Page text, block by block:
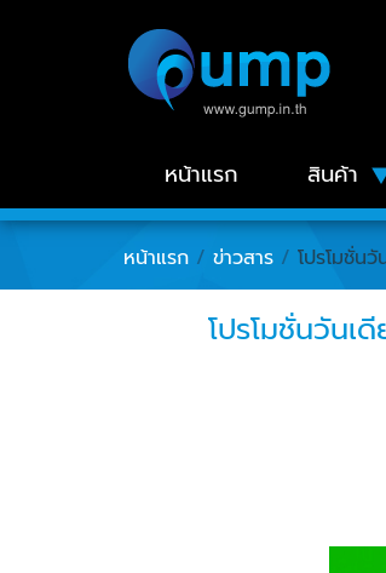
หน้าแรก สินค้า
หน้าแรก / ข่าวสาร / โปรโมชั่น
โปรโมชั่นวัน